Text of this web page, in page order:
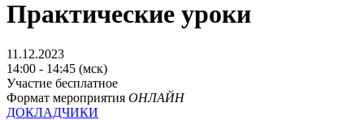
Практические уроки
11.12.2023
14:00 - 14:45 (мск)
Участие бесплатное
Формат мероприятия ОНЛАЙН
ДОКЛАДЧИКИ